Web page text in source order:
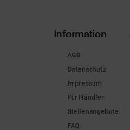
Information
AGB
Datenschutz
Impressum
Für Händler
Stellenangebote
FAQ